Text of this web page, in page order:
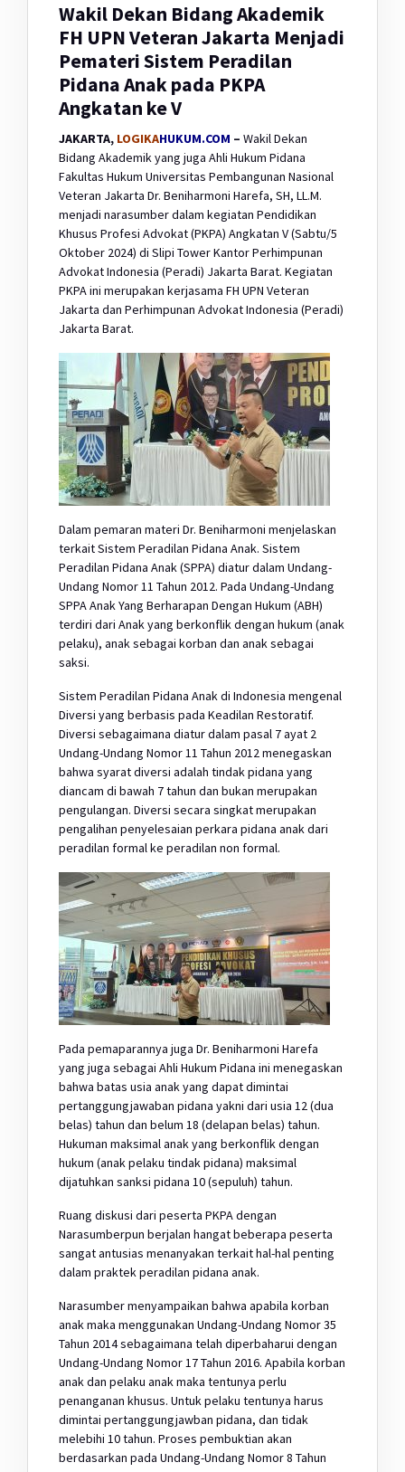
Wakil Dekan Bidang Akademik
FH UPN Veteran Jakarta Menjadi
Pemateri Sistem Peradilan
Pidana Anak pada PKPA
Angkatan ke V
JAKARTA, LOGIKAHUKUM.COM – Wakil Dekan
Bidang Akademik yang juga Ahli Hukum Pidana
Fakultas Hukum Universitas Pembangunan Nasional
Veteran Jakarta Dr. Beniharmoni Harefa, SH, LL.M.
menjadi narasumber dalam kegiatan Pendidikan
Khusus Profesi Advokat (PKPA) Angkatan V (Sabtu/5
Oktober 2024) di Slipi Tower Kantor Perhimpunan
Advokat Indonesia (Peradi) Jakarta Barat. Kegiatan
PKPA ini merupakan kerjasama FH UPN Veteran
Jakarta dan Perhimpunan Advokat Indonesia (Peradi)
Jakarta Barat.
Dalam pemaran materi Dr. Beniharmoni menjelaskan
terkait Sistem Peradilan Pidana Anak. Sistem
Peradilan Pidana Anak (SPPA) diatur dalam Undang-
Undang Nomor 11 Tahun 2012. Pada Undang-Undang
SPPA Anak Yang Berharapan Dengan Hukum (ABH)
terdiri dari Anak yang berkonflik dengan hukum (anak
pelaku), anak sebagai korban dan anak sebagai
saksi.
Sistem Peradilan Pidana Anak di Indonesia mengenal
Diversi yang berbasis pada Keadilan Restoratif.
Diversi sebagaimana diatur dalam pasal 7 ayat 2
Undang-Undang Nomor 11 Tahun 2012 menegaskan
bahwa syarat diversi adalah tindak pidana yang
diancam di bawah 7 tahun dan bukan merupakan
pengulangan. Diversi secara singkat merupakan
pengalihan penyelesaian perkara pidana anak dari
peradilan formal ke peradilan non formal.
Pada pemaparannya juga Dr. Beniharmoni Harefa
yang juga sebagai Ahli Hukum Pidana ini menegaskan
bahwa batas usia anak yang dapat dimintai
pertanggungjawaban pidana yakni dari usia 12 (dua
belas) tahun dan belum 18 (delapan belas) tahun.
Hukuman maksimal anak yang berkonflik dengan
hukum (anak pelaku tindak pidana) maksimal
dijatuhkan sanksi pidana 10 (sepuluh) tahun.
Ruang diskusi dari peserta PKPA dengan
Narasumberpun berjalan hangat beberapa peserta
sangat antusias menanyakan terkait hal-hal penting
dalam praktek peradilan pidana anak.
Narasumber menyampaikan bahwa apabila korban
anak maka menggunakan Undang-Undang Nomor 35
Tahun 2014 sebagaimana telah diperbaharui dengan
Undang-Undang Nomor 17 Tahun 2016. Apabila korban
anak dan pelaku anak maka tentunya perlu
penanganan khusus. Untuk pelaku tentunya harus
dimintai pertanggungjawban pidana, dan tidak
melebihi 10 tahun. Proses pembuktian akan
berdasarkan pada Undang-Undang Nomor 8 Tahun